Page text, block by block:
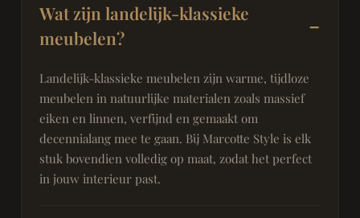
Wat zijn landelijk-klassieke
meubelen?
Landelijk-klassieke meubelen zijn warme, tijdloze
meubelen in natuurlijke materialen zoals massief
eiken en linnen, verfijnd en gemaakt om
decennialang mee te gaan. Bij Marcotte Style is elk
stuk bovendien volledig op maat, zodat het perfect
in jouw interieur past.